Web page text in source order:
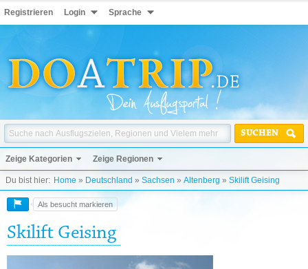
Registrieren Login Sprache
SUCHEN
Zeige Kategorien Zeige Regionen
Du bist hier: Home » Deutschland » Sachsen » Altenberg » Skilift Geising
Als besucht markieren
Skilift Geising